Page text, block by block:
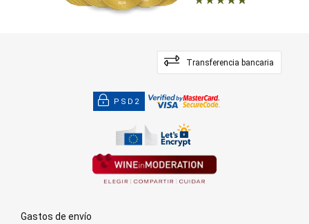
Transferencia bancaria
PSD2
Gastos de envío